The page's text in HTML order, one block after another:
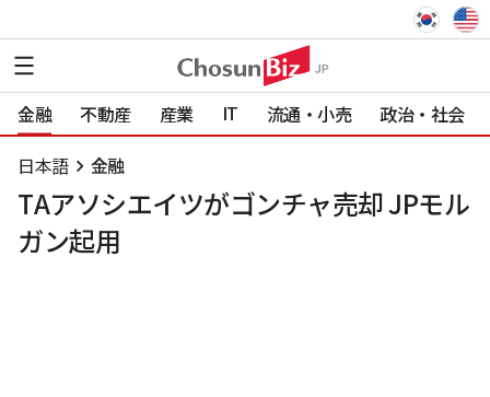
金融 不動産 産業 IT 流通・小売 政治・社会
日本語 金融
TAアソシエイツがゴンチャ売却 JPモル
ガン起用